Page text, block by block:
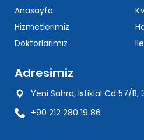
Anasayfa
Hizmetlerimiz
Doktorlarımız
Adresimiz
Yeni Sahra, İstiklal Cd 57/
+90 212 280 19 86